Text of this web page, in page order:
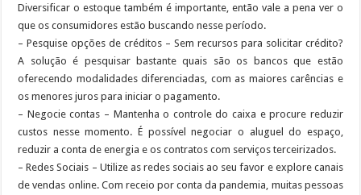
Diversificar o estoque também é importante, então vale a pena ver o
que os consumidores estão buscando nesse período.
– Pesquise opções de créditos – Sem recursos para solicitar crédito?
A solução é pesquisar bastante quais são os bancos que estão
oferecendo modalidades diferenciadas, com as maiores carências e
os menores juros para iniciar o pagamento.
– Negocie contas – Mantenha o controle do caixa e procure reduzir
custos nesse momento. É possível negociar o aluguel do espaço,
reduzir a conta de energia e os contratos com serviços terceirizados.
– Redes Sociais – Utilize as redes sociais ao seu favor e explore canais
de vendas online. Com receio por conta da pandemia, muitas pessoas